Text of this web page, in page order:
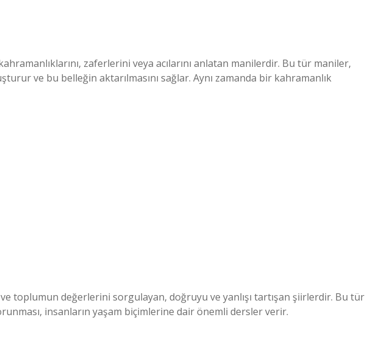
zaferlerini veya acılarını anlatan manilerdir. Bu tür maniler,
ve bu belleğin aktarılmasını sağlar. Aynı zamanda bir kahramanlık
toplumun değerlerini sorgulayan, doğruyu ve yanlışı tartışan şiirlerdir. Bu tür
insanların yaşam biçimlerine dair önemli dersler verir.